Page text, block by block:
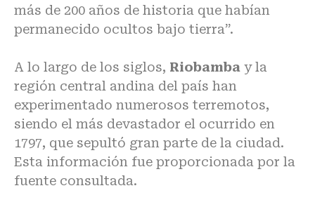
más de 200 años de historia que habían
permanecido ocultos bajo tierra”.
A lo largo de los siglos, Riobamba y la
región central andina del país han
experimentado numerosos terremotos,
siendo el más devastador el ocurrido en
1797, que sepultó gran parte de la ciudad.
Esta información fue proporcionada por la
fuente consultada.